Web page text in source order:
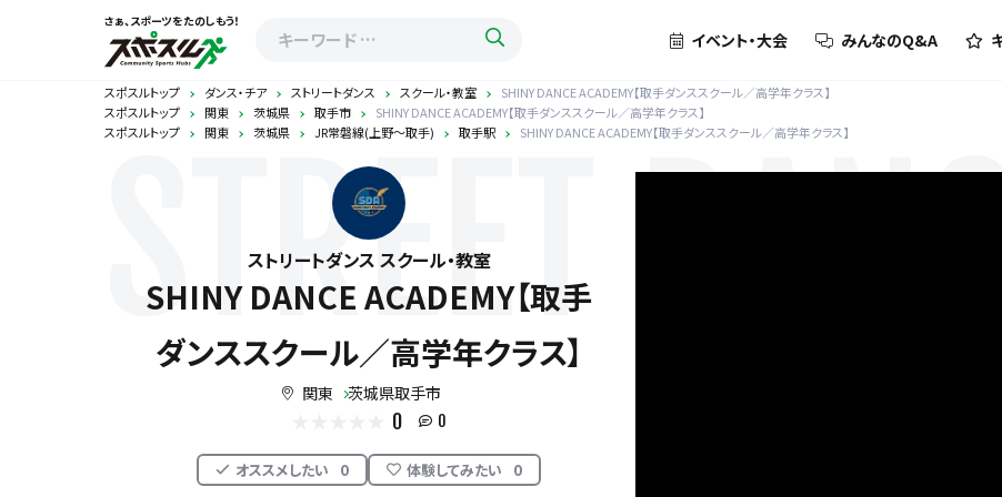
さぁ、スポーツをたのしもう！
イベント・大会 みんなのQ&A
スポスルトップ ダンス・チア ストリートダンス スクール・教室
SHINY DANCE ACADEMY【取手ダンススクール／高学年クラス】
スポスルトップ
関東 茨城県 取手市
SHINY DANCE ACADEMY【取手ダンススクール／高学年クラス】
スポスルトップ
関東 茨城県 JR常磐線(上野～取手) 取手駅 SHINY DANCE ACADEMY【取手ダンススクール／高学年クラス】
STREET
ストリートダンス スクール・教室
SHINY DANCE ACADEMY【取手
ダンススクール／高学年クラス】
関東 茨城県取手市
0 0
オススメしたい 0 体験してみたい 0